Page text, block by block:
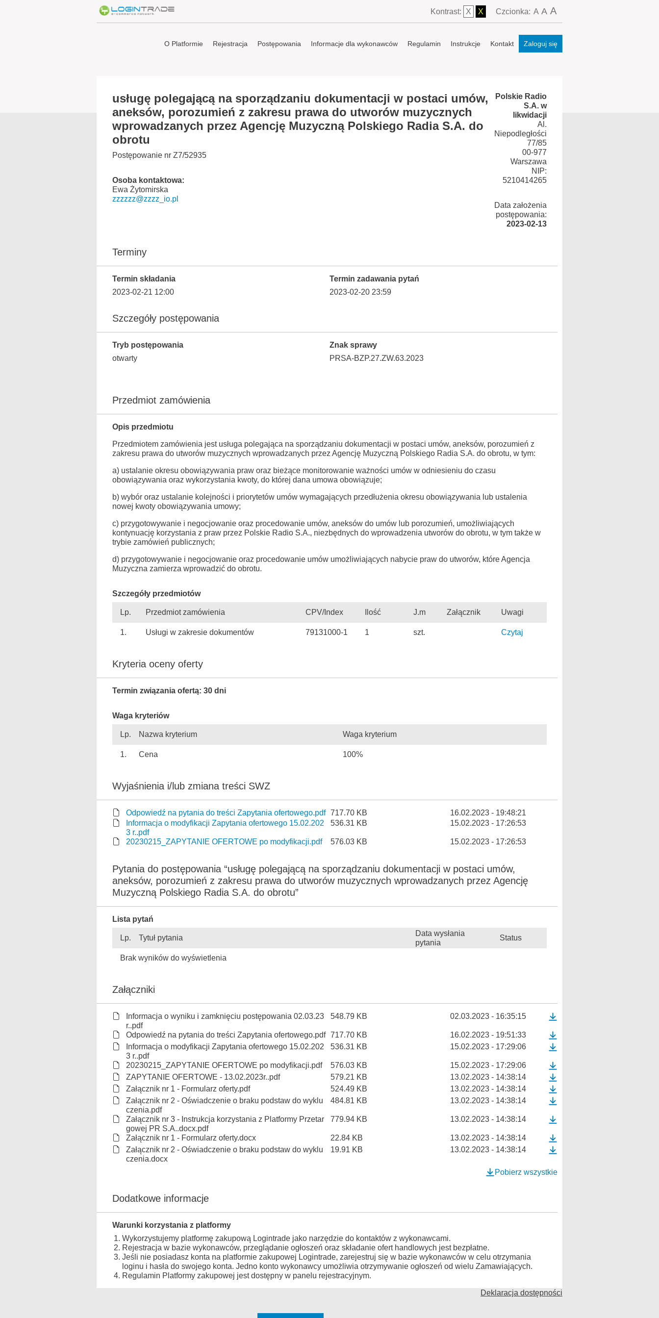
Kontrast: X X Czcionka: A A A
O Platformie Rejestracja Postępowania Informacje dla wykonawców Regulamin Instrukcje Kontakt Zaloguj się
usługę polegającą na sporządzaniu dokumentacji w postaci umów,
aneksów, porozumień z zakresu prawa do utworów muzycznych
wprowadzanych przez Agencję Muzyczną Polskiego Radia S.A. do
obrotu
Postępowanie nr Z7/52935
Osoba kontaktowa:
Ewa Żytomirska
zzzzzz@zzzz_io.pl
Polskie Radio
S.A. w
likwidacji
Al.
Niepodległości
77/85
00-977
Warszawa
NIP:
5210414265
Data założenia
postępowania:
2023-02-13
Terminy
Termin składania
2023-02-21 12:00
Termin zadawania pytań
2023-02-20 23:59
Szczegóły postępowania
Tryb postępowania
otwarty
Znak sprawy
PRSA-BZP.27.ZW.63.2023
Przedmiot zamówienia
Opis przedmiotu
Przedmiotem zamówienia jest usługa polegająca na sporządzaniu dokumentacji w postaci umów, aneksów, porozumień z
zakresu prawa do utworów muzycznych wprowadzanych przez Agencję Muzyczną Polskiego Radia S.A. do obrotu, w tym:
a) ustalanie okresu obowiązywania praw oraz bieżące monitorowanie ważności umów w odniesieniu do czasu
obowiązywania oraz wykorzystania kwoty, do której dana umowa obowiązuje;
b) wybór oraz ustalanie kolejności i priorytetów umów wymagających przedłużenia okresu obowiązywania lub ustalenia
nowej kwoty obowiązywania umowy;
c) przygotowywanie i negocjowanie oraz procedowanie umów, aneksów do umów lub porozumień, umożliwiających
kontynuację korzystania z praw przez Polskie Radio S.A., niezbędnych do wprowadzenia utworów do obrotu, w tym także w
trybie zamówień publicznych;
d) przygotowywanie i negocjowanie oraz procedowanie umów umożliwiających nabycie praw do utworów, które Agencja
Muzyczna zamierza wprowadzić do obrotu.
Szczegóły przedmiotów
Lp. Przedmiot zamówienia CPV/Index Ilość J.m Załącznik Uwagi
1. Usługi w zakresie dokumentów 79131000-1 1 szt. Czytaj
Kryteria oceny oferty
Termin związania ofertą: 30 dni
Waga kryteriów
Lp. Nazwa kryterium Waga kryterium
1. Cena 100%
Wyjaśnienia i/lub zmiana treści SWZ
Odpowiedź na pytania do treści Zapytania ofertowego.pdf 717.70 KB
16.02.2023 - 19:48:21
Informacja o modyfikacji Zapytania ofertowego 15.02.202
3 r..pdf
536.31 KB 15.02.2023 - 17:26:53
20230215_ZAPYTANIE OFERTOWE po modyfikacji.pdf 576.03 KB 15.02.2023 - 17:26:53
Pytania do postępowania “usługę polegającą na sporządzaniu dokumentacji w postaci umów,
aneksów, porozumień z zakresu prawa do utworów muzycznych wprowadzanych przez Agencję
Muzyczną Polskiego Radia S.A. do obrotu”
Lista pytań
Lp. Tytuł pytania
Data wysłania
pytania
Status
Brak wyników do wyświetlenia
Załączniki
Informacja o wyniku i zamknięciu postępowania 02.03.23
r..pdf
548.79 KB 02.03.2023 - 16:35:15
Odpowiedź na pytania do treści Zapytania ofertowego.pdf 717.70 KB
16.02.2023 - 19:51:33
Informacja o modyfikacji Zapytania ofertowego 15.02.202
3 r..pdf
536.31 KB 15.02.2023 - 17:29:06
20230215_ZAPYTANIE OFERTOWE po modyfikacji.pdf 576.03 KB
15.02.2023 - 17:29:06
ZAPYTANIE OFERTOWE - 13.02.2023r..pdf
579.21 KB
13.02.2023 - 14:38:14
Załącznik nr 1 - Formularz oferty.pdf
524.49 KB
13.02.2023 - 14:38:14
Załącznik nr 2 - Oświadczenie o braku podstaw do wyklu
czenia.pdf
484.81 KB 13.02.2023 - 14:38:14
Załącznik nr 3 - Instrukcja korzystania z Platformy Przetar
gowej PR S.A..docx.pdf
779.94 KB 13.02.2023 - 14:38:14
Załącznik nr 1 - Formularz oferty.docx 22.84 KB
13.02.2023 - 14:38:14
Załącznik nr 2 - Oświadczenie o braku podstaw do wyklu
czenia.docx
19.91 KB 13.02.2023 - 14:38:14
Pobierz wszystkie
Dodatkowe informacje
Warunki korzystania z platformy
Wykorzystujemy platformę zakupową Logintrade jako narzędzie do kontaktów z wykonawcami.
Rejestracja w bazie wykonawców, przeglądanie ogłoszeń oraz składanie ofert handlowych jest bezpłatne.
Jeśli nie posiadasz konta na platformie zakupowej Logintrade, zarejestruj się w bazie wykonawców w celu otrzymania
loginu i hasła do swojego konta. Jedno konto wykonawcy umożliwia otrzymywanie ogłoszeń od wielu Zamawiających.
Regulamin Platformy zakupowej jest dostępny w panelu rejestracyjnym.
Deklaracja dostępności